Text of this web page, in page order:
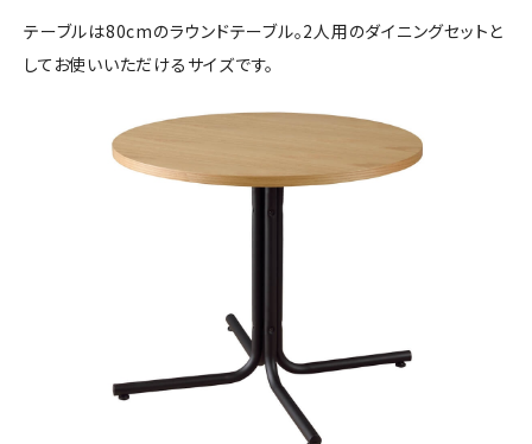
テーブルは80cmのラウンドテーブル。2人用のダイニングセットと
してお使いいただけるサイズです。